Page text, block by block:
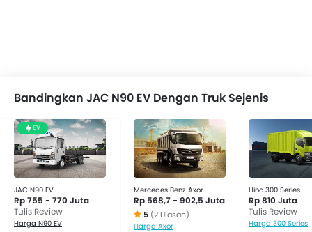
Bandingkan JAC N90 EV Dengan Truk Sejenis
EV
JAC N90 EV
Rp 755 - 770 Juta
Tulis Review
Harga N90 EV
Mercedes Benz Axor
Rp 568,7 - 902,5 Juta
5 (2 Ulasan)
Harga Axor
Hino 300 Series
Rp 810 Juta
Tulis Review
Harga 300 Series